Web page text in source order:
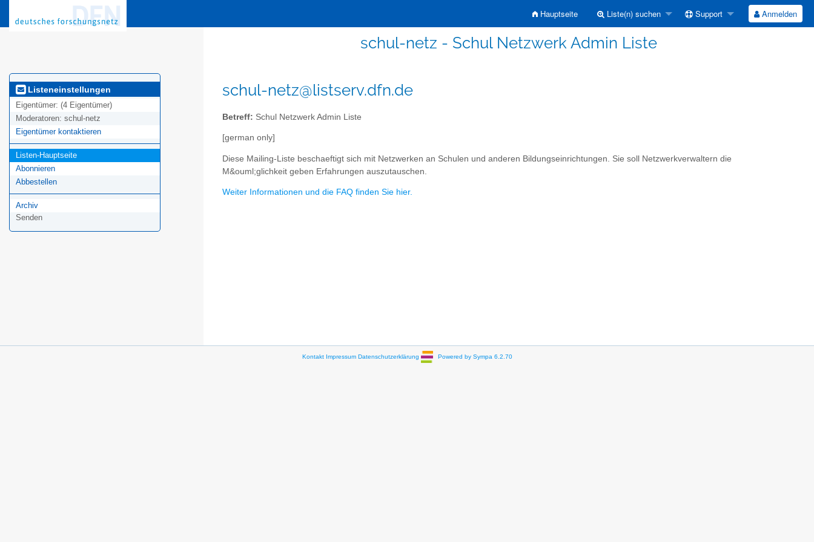
Hauptseite Liste(n) suchen Support Anmelden
schul-netz - Schul Netzwerk Admin Liste
Listeneinstellungen
Eigentümer: (4 Eigentümer)
Moderatoren: schul-netz
Eigentümer kontaktieren
Listen-Hauptseite
Abonnieren
Abbestellen
Archiv
Senden
schul-netz@listserv.dfn.de
Betreff: Schul Netzwerk Admin Liste
[german only]
Diese Mailing-Liste beschaeftigt sich mit Netzwerken an Schulen und anderen Bildungseinrichtungen. Sie soll Netzwerkverwaltern die
M&ouml;glichkeit geben Erfahrungen auszutauschen.
Weiter Informationen und die FAQ finden Sie hier.
Kontakt Impressum Datenschutzerklärung Powered by Sympa 6.2.70